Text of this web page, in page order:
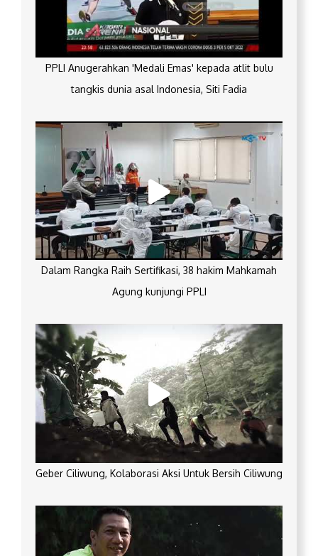
PPLI Anugerahkan 'Medali Emas' kepada atlit bulu
tangkis dunia asal Indonesia, Siti Fadia
Dalam Rangka Raih Sertifikasi, 38 hakim Mahkamah
Agung kunjungi PPLI
Geber Ciliwung, Kolaborasi Aksi Untuk Bersih Ciliwung